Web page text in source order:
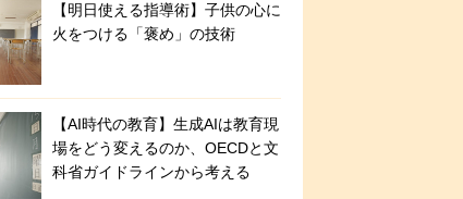
【明日使える指導術】子供の心に
火をつける「褒め」の技術
【AI時代の教育】生成AIは教育現
場をどう変えるのか、OECDと文
科省ガイドラインから考える